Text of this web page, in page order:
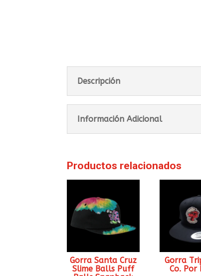
Descripción
Información Adicional
Productos relacionados
Gorra Santa Cruz
Slime Balls Puff
Gorra
Co. Por